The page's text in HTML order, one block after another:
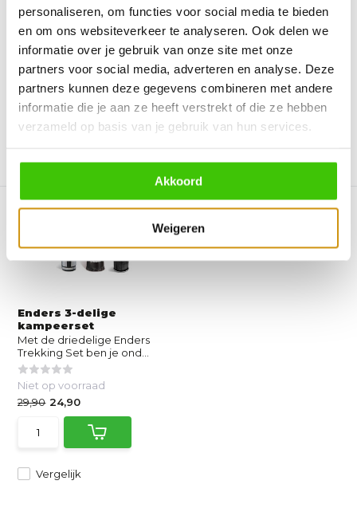
personaliseren, om functies voor social media te bieden
en om ons websiteverkeer te analyseren. Ook delen we
informatie over je gebruik van onze site met onze
partners voor social media, adverteren en analyse. Deze
partners kunnen deze gegevens combineren met andere
informatie die je aan ze heeft verstrekt of die ze hebben
verzameld op basis van je gebruik van hun services.
Akkoord
Weigeren
Enders Olymp Gas
Kooktoestel
De Olymp gas kooktoestel is
de ideale metgezel v...
Niet op voorraad
15,95
Enders Dalgety Black 2
Gas Kooktoestel
Buitenliefhebbers zien zwart
- en zijn er blij m...
59,90
Enders 3-delige
kampeerset
Met de driedelige Enders
Trekking Set ben je ond...
Vergelijk
Niet op voorraad
29,90 24,90